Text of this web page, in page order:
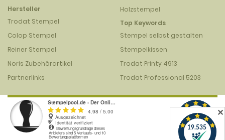
Hersteller
Trodat Stempel
Colop Stempel
Reiner Stempel
Noris Zubehörartikel
Partnerlinks
Holzstempel
Top Keywords
Stempel selbst gestalten
Stempelkissen
Trodat Printy 4913
Trodat Professional 5203
✕